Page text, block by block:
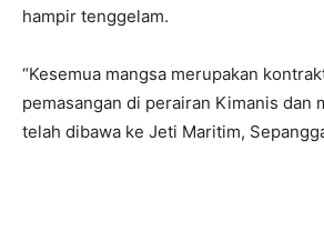
hampir tenggelam.
“Kesemua mangsa merupakan
pemasangan di perairan Kimanis dan
telah dibawa ke Jeti Maritim,